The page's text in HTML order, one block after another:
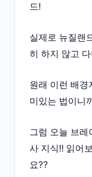
드!
실제로 뉴질랜
히 하지 않고
원래 이런 배경
미있는 법이니
그럼 오늘 브레
사 지식!! 읽어
요??